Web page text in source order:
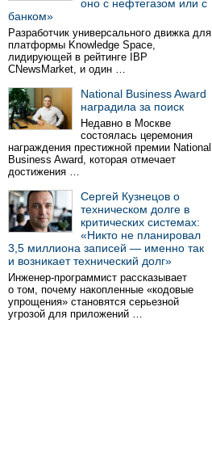
оно с нефтегазом или с
банком»
Разработчик универсального движка для
платформы Knowledge Space,
лидирующей в рейтинге IBP
CNewsMarket, и один …
National Business Award
наградила за поиск
Недавно в Москве
состоялась церемония
награждения престижной премии National
Business Award, которая отмечает
достижения …
Сергей Кузнецов о
техническом долге в
критических системах:
«Никто не планировал
3,5 миллиона записей — именно так
и возникает технический долг»
Инженер-программист рассказывает
о том, почему накопленные «кодовые
упрощения» становятся серьезной
угрозой для приложений …